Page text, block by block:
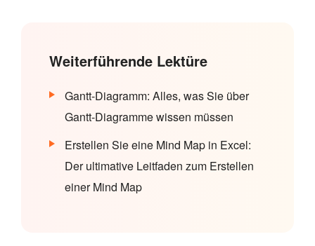
Weiterführende Lektüre
Gantt-Diagramm: Alles, was Sie über
Gantt-Diagramme wissen müssen
Erstellen Sie eine Mind Map in Excel:
Der ultimative Leitfaden zum Erstellen
einer Mind Map